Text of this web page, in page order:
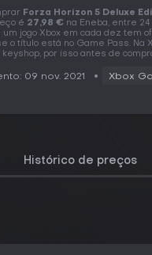
Forza Horizon 5 Deluxe
é 27,98 € na Eneba, entre
um jogo Xbox em cada dez tem
o título está no Game Pass. Na
por isso antes de
09 nov. 2021 Xbox
Histórico de preços